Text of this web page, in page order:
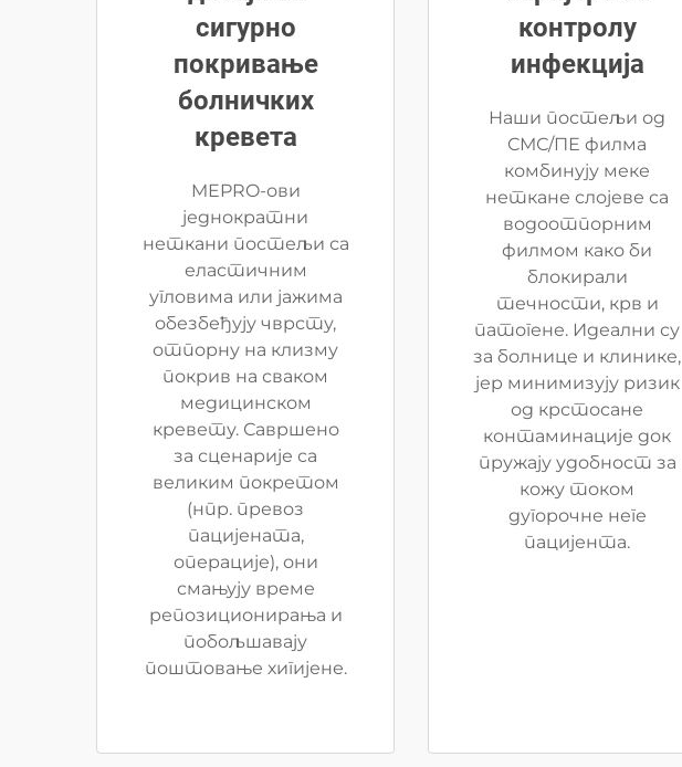
сигурно
покривање
болничких
кревета
MEPRO-ови
једнократни
неткани постељи са
еластичним
угловима или јажима
обезбеђују чврсту,
отпорну на клизму
покрив на сваком
медицинском
кревету. Савршено
за сценарије са
великим покретом
(нпр. превоз
пацијената,
операције), они
смањују време
репозиционирања и
побољшавају
поштовање хигијене.
контролу
инфекција
Наши постељи од
СМС/ПЕ филма
комбинују меке
неткане слојеве са
водоотпорним
филмом како би
блокирали
течности, крв и
патогене. Идеални су
за болнице и клинике,
јер минимизују ризик
од крстосане
контаминације док
пружају удобност за
кожу током
дугорочне неге
пацијента.